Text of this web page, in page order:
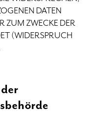
DATEN
ZUM ZWECKE DER
(WIDERSPRUCH